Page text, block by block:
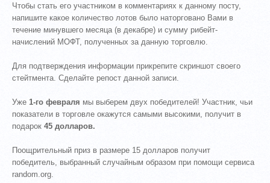
Чтобы стать его участником в комментариях к данному посту,
напишите какое количество лотов было наторговано Вами в
течение минувшего месяца (в декабре) и сумму рибейт-
начислений МОФТ, полученных за данную торговлю.
Для подтверждения информации прикрепите скриншот своего
стейтмента. Сделайте репост данной записи.
Уже 1-го февраля мы выберем двух победителей! Участник, чьи
показатели в торговле окажутся самыми высокими, получит в
подарок45 долларов.
Поощрительный приз в размере 15 долларов получит
победитель, выбранный случайным образом при помощи сервиса
random.org.